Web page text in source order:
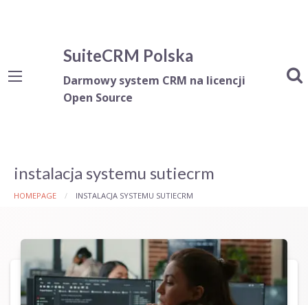
SuiteCRM Polska
Darmowy system CRM na licencji
Open Source
instalacja systemu sutiecrm
HOMEPAGE INSTALACJA SYSTEMU SUTIECRM